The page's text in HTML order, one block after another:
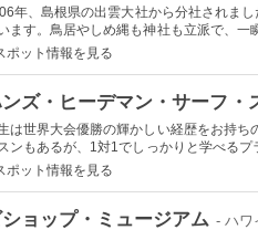
年、島根県の出雲大社から分社されま
ます。鳥居やしめ縄も神社も立派で、一
ポット情報を見る
ズ・ヒーデマン・サーフ・
は世界大会優勝の輝かしい経歴をお持
ンもあるが、1対1でしっかりと学べるプ
ポット情報を見る
ショップ・ミュージアム - ハワ